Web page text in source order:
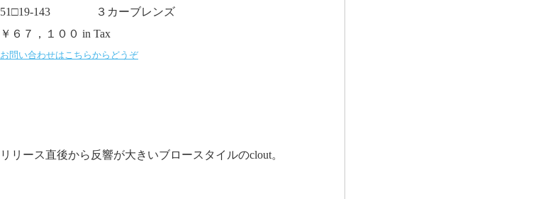
51□19-143 ３カーブレンズ
￥６７，１００ in Tax
お問い合わせはこちらからどうぞ
リリース直後から反響が大きいブロースタイルのclout。